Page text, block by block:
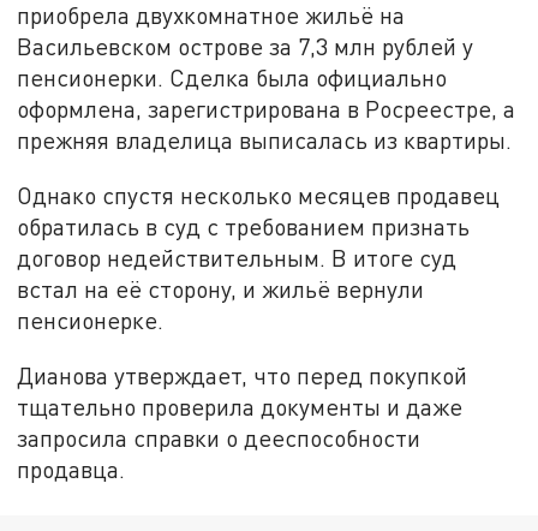
приобрела двухкомнатное жильё на
Васильевском острове за 7,3 млн рублей у
пенсионерки. Сделка была официально
оформлена, зарегистрирована в Росреестре, а
прежняя владелица выписалась из квартиры.
Однако спустя несколько месяцев продавец
обратилась в суд с требованием признать
договор недействительным. В итоге суд
встал на её сторону, и жильё вернули
пенсионерке.
Дианова утверждает, что перед покупкой
тщательно проверила документы и даже
запросила справки о дееспособности
продавца.